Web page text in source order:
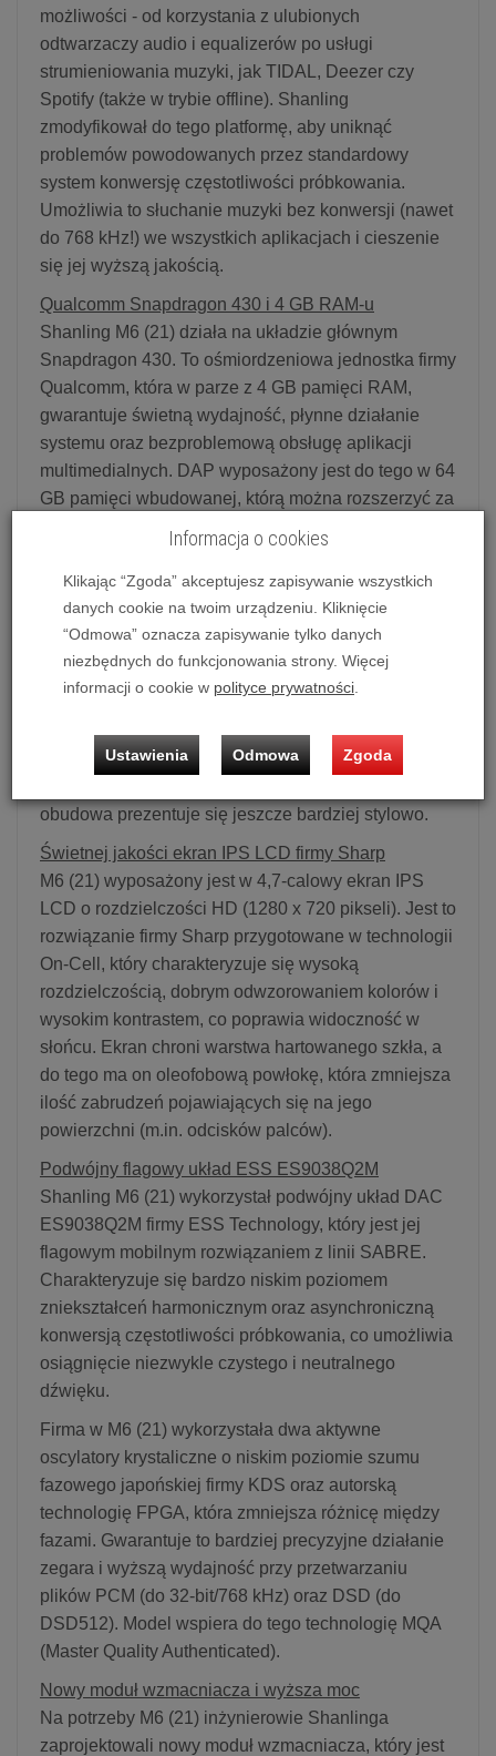
możliwości - od korzystania z ulubionych
odtwarzaczy audio i equalizerów po usługi
strumieniowania muzyki, jak TIDAL, Deezer czy
Spotify (także w trybie offline). Shanling
zmodyfikował do tego platformę, aby uniknąć
problemów powodowanych przez standardowy
system konwersję częstotliwości próbkowania.
Umożliwia to słuchanie muzyki bez konwersji (nawet
do 768 kHz!) we wszystkich aplikacjach i cieszenie
się jej wyższą jakością.
Qualcomm Snapdragon 430 i 4 GB RAM-u
Shanling M6 (21) działa na układzie głównym
Snapdragon 430. To ośmiordzeniowa jednostka firmy
Qualcomm, która w parze z 4 GB pamięci RAM,
gwarantuje świetną wydajność, płynne działanie
systemu oraz bezproblemową obsługę aplikacji
multimedialnych. DAP wyposażony jest do tego w 64
GB pamięci wbudowanej, którą można rozszerzyć za
pomocą kart microSD (nawet do 2 TB).
Model M6 (21) ma tę samą obudowę z odpornego
stopu aluminium oraz hartowanego szkła, co
standardowy model M6. Wyróżnia się ona świetnie
wyprofilowanymi krawędziami, co gwarantuje pewny
precyzyjnym pokrętłem głośności, a także diodą
sygnalizacyjną na boku. Firma w M6 (21) zadbała o
obudowa prezentuje się jeszcze bardziej stylowo.
Świetnej jakości ekran IPS LCD firmy Sharp
M6 (21) wyposażony jest w 4,7-calowy ekran IPS
LCD o rozdzielczości HD (1280 x 720 pikseli). Jest to
rozwiązanie firmy Sharp przygotowane w technologii
On-Cell, który charakteryzuje się wysoką
rozdzielczością, dobrym odwzorowaniem kolorów i
wysokim kontrastem, co poprawia widoczność w
słońcu. Ekran chroni warstwa hartowanego szkła, a
do tego ma on oleofobową powłokę, która zmniejsza
ilość zabrudzeń pojawiających się na jego
powierzchni (m.in. odcisków palców).
Podwójny flagowy układ ESS ES9038Q2M
Shanling M6 (21) wykorzystał podwójny układ DAC
ES9038Q2M firmy ESS Technology, który jest jej
flagowym mobilnym rozwiązaniem z linii SABRE.
Charakteryzuje się bardzo niskim poziomem
zniekształceń harmonicznym oraz asynchroniczną
konwersją częstotliwości próbkowania, co umożliwia
osiągnięcie niezwykle czystego i neutralnego
dźwięku.
Firma w M6 (21) wykorzystała dwa aktywne
oscylatory krystaliczne o niskim poziomie szumu
fazowego japońskiej firmy KDS oraz autorską
technologię FPGA, która zmniejsza różnicę między
fazami. Gwarantuje to bardziej precyzyjne działanie
zegara i wyższą wydajność przy przetwarzaniu
plików PCM (do 32-bit/768 kHz) oraz DSD (do
DSD512). Model wspiera do tego technologię MQA
(Master Quality Authenticated).
Nowy moduł wzmacniacza i wyższa moc
Na potrzeby M6 (21) inżynierowie Shanlinga
zaprojektowali nowy moduł wzmacniacza, który jest
Informacja o cookies
Klikając “Zgoda” akceptujesz zapisywanie wszystkich
danych cookie na twoim urządzeniu. Kliknięcie
“Odmowa” oznacza zapisywanie tylko danych
niezbędnych do funkcjonowania strony. Więcej
informacji o cookie w polityce prywatności
Ustawienia Odmowa Zgoda